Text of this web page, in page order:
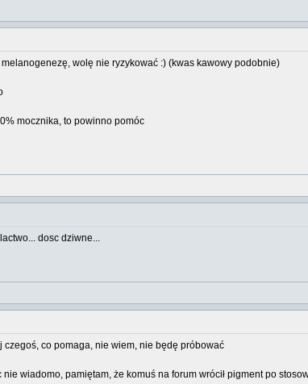
wolę nie ryzykować :) (kwas kawowy podobnie)
mocznika, to powinno pomóc
dosc dziwne...
czegoś, co pomaga, nie wiem, nie będę próbować
wiadomo, pamiętam, że komuś na forum wrócił pigment po